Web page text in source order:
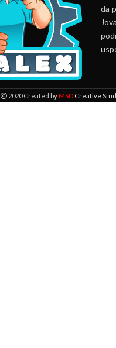
da
2020 Created byMSDCreative